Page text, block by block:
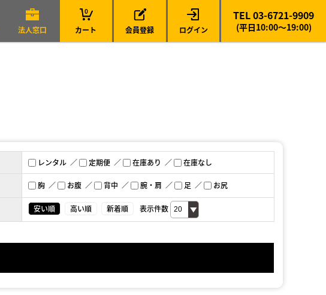
法人窓口 カート
0
会員登録 ログイン
TEL 03-6721-9909
(平日10:00～19:00)
レンタル 定期便 在庫あり 在庫なし
胸 お腹 背中 腕・肩 足 お尻
安い順 高い順 新着順 表示件数